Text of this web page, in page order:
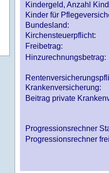
Kindergeld, Anzahl
Kinder für
Bundesland:
Kirchensteuerpflicht:
Freibetrag:
Hinzurechnungsbetrag:
Krankenversicherung:
Beitrag private
Progressionsrechner
Progressionsrechner